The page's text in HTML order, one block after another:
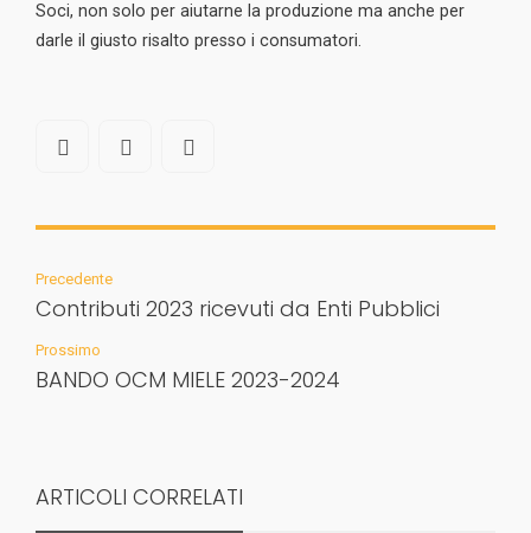
Soci, non solo per aiutarne la produzione ma anche per
darle il giusto risalto presso i consumatori.
Precedente
Contributi 2023 ricevuti da Enti Pubblici
Prossimo
BANDO OCM MIELE 2023-2024
ARTICOLI CORRELATI